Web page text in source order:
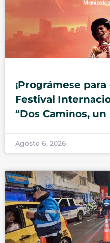
¡Prográmese
Festival
“Dos Caminos,
Agosto 6, 2026